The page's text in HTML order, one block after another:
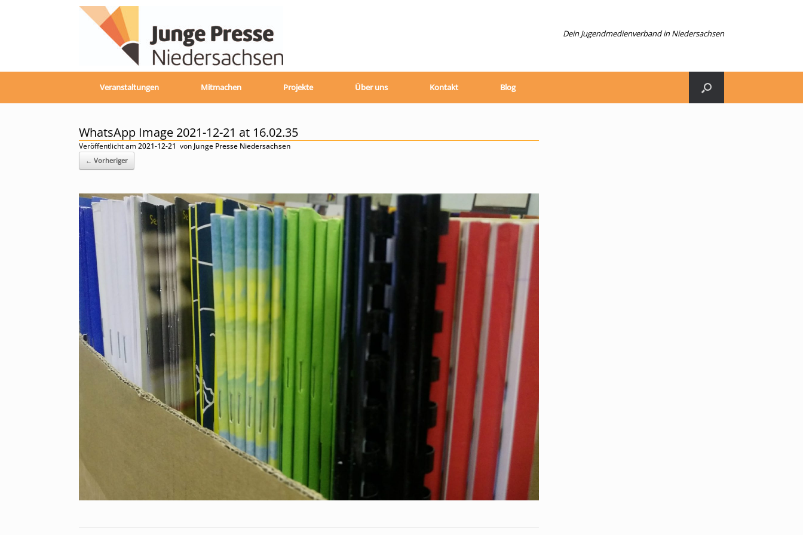
Dein Jugendmedienverband in Niedersachsen
Veranstaltungen Mitmachen Projekte Über uns Kontakt Blog
WhatsApp Image 2021-12-21 at 16.02.35
Veröffentlicht am2021-12-21 von Junge Presse Niedersachsen
← Vorheriger